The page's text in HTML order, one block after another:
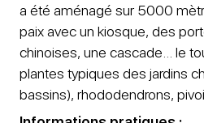
a été aménagé sur 5000
paix avec un kiosque, des
chinoises, une cascade... le
plantes typiques des jardins
bassins), rhododendrons,